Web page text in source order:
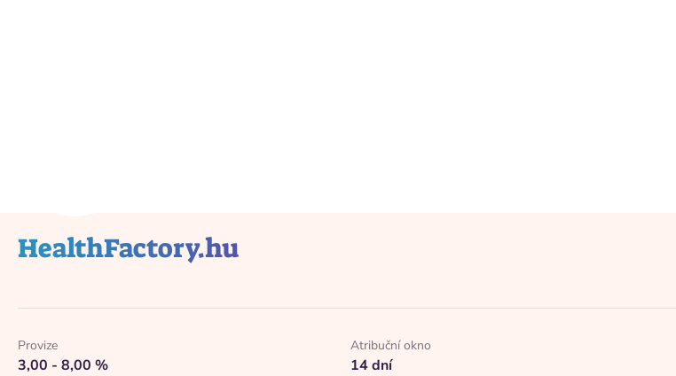
HealthFactory.hu
Provize
3,00 - 8,00 %
Atribuční okno
14 dní